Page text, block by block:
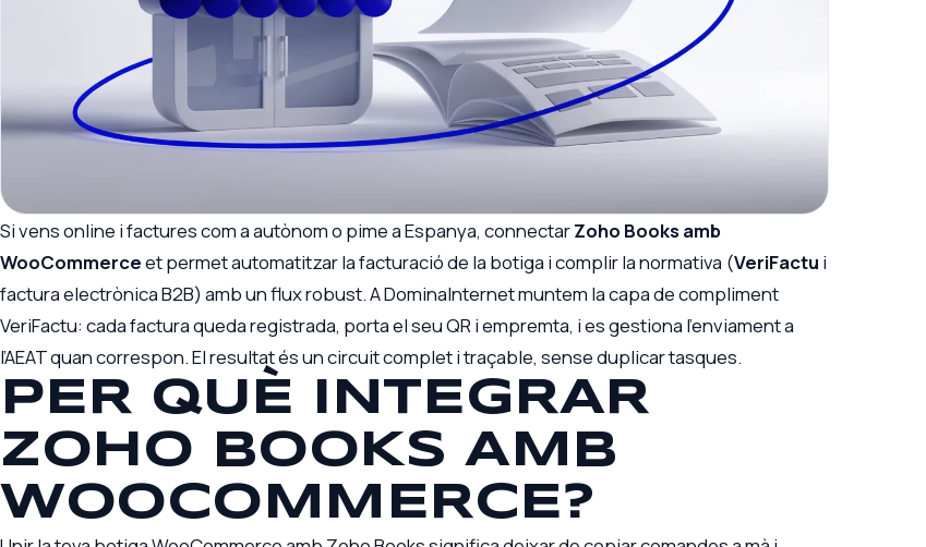
Si vens online i factures com a autònom o pime a Espanya, connectarZoho Books amb
WooCommerceet permet automatitzar la facturació de la botiga i complir la normativa (VeriFactu i
factura electrònica B2B) amb un flux robust. A DominaInternet muntem la capa de compliment
VeriFactu: cada factura queda registrada, porta el seu QR i empremta, i es gestiona l’enviament a
l’AEAT quan correspon. El resultat és un circuit complet i traçable, sense duplicar tasques.
PER QUÈ INTEGRAR
ZOHO BOOKS AMB
WOOCOMMERCE?